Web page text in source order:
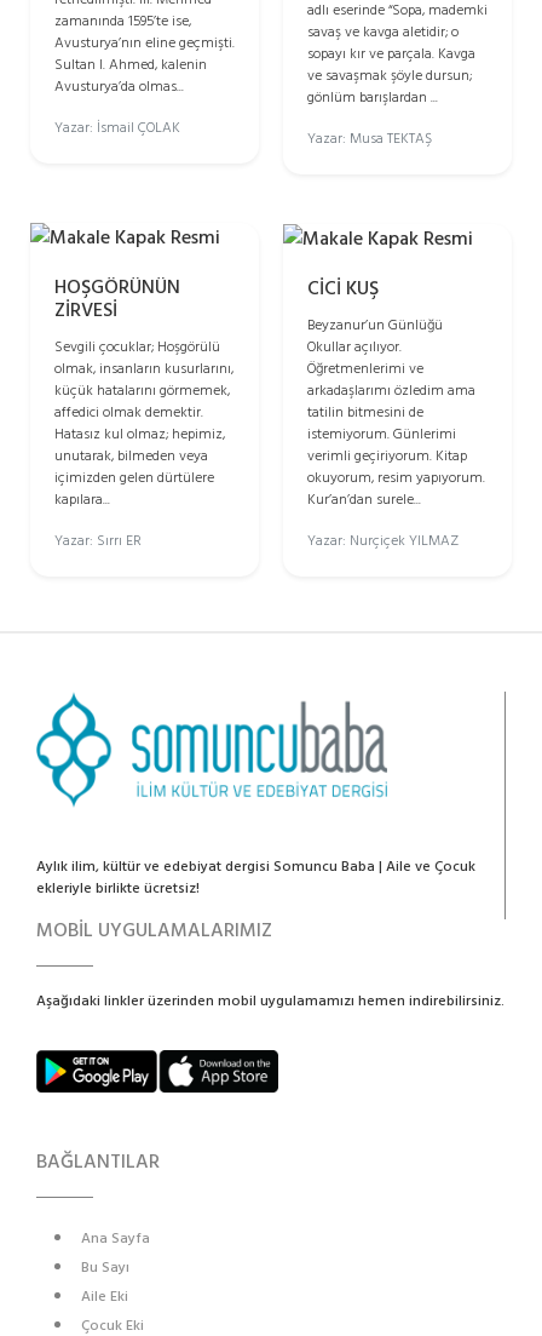
zamanında 1595’te ise,
Avusturya’nın eline geçmişti.
Sultan I. Ahmed, kalenin
Avusturya’da olmas...
Yazar: İsmail ÇOLAK
adlı eserinde “Sopa, mademki
savaş ve kavga aletidir; o
sopayı kır ve parçala. Kavga
ve savaşmak şöyle dursun;
gönlüm barışlardan ...
Yazar: Musa TEKTAŞ
HOŞGÖRÜNÜN
ZİRVESİ
Sevgili çocuklar; Hoşgörülü
olmak, insanların kusurlarını,
küçük hatalarını görmemek,
affedici olmak demektir.
Hatasız kul olmaz; hepimiz,
unutarak, bilmeden veya
içimizden gelen dürtülere
kapılara...
Yazar: Sırrı ER
CİCİ KUŞ
Beyzanur’un Günlüğü
Okullar açılıyor.
Öğretmenlerimi ve
arkadaşlarımı özledim ama
tatilin bitmesini de
istemiyorum. Günlerimi
verimli geçiriyorum. Kitap
okuyorum, resim yapıyorum.
Kur’an’dan surele...
Yazar: Nurçiçek YILMAZ
Aylık ilim, kültür ve edebiyat dergisi Somuncu Baba | Aile ve Çocuk
ekleriyle birlikte ücretsiz!
MOBİL UYGULAMALARIMIZ
Aşağıdaki linkler üzerinden mobil uygulamamızı hemen indirebilirsiniz.
BAĞLANTILAR
Ana Sayfa
Bu Sayı
Aile Eki
Çocuk Eki